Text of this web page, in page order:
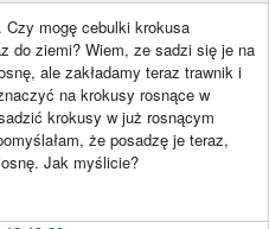
mogę cebulki krokusa
do ziemi? Wiem, ze sadzi się je na
ale zakładamy teraz trawnik i
na krokusy rosnące w
krokusy w już rosnącym
że posadzę je teraz,
Jak myślicie?